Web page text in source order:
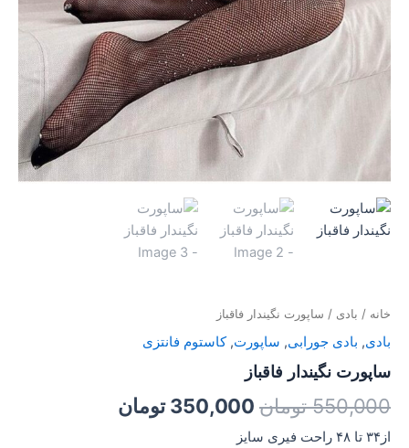
خانه / بادی / ساپورت نگیندار فاقباز
بادی, بادی جورابی, ساپورت,کاستوم فانتزی
ساپورت نگیندار فاقباز
550,000 تومان 350,000 تومان
از۳۴ تا ۴۸ راحت فیری سایز